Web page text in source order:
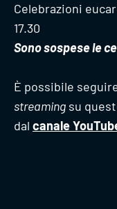
Celebrazioni
17.30
Sono sospese le
È possibile
streaming su
dal canale